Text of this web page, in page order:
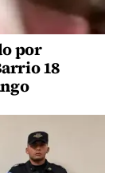
por
18